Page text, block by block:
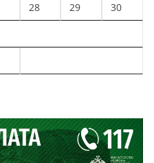
28 29 30